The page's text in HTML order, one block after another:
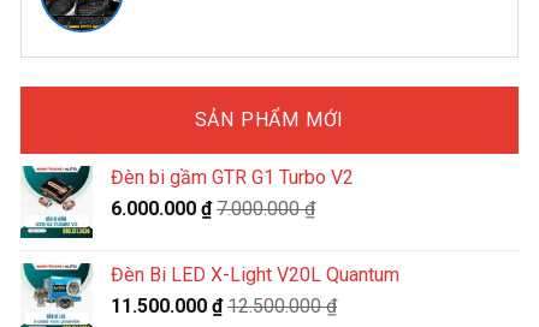
SẢN PHẨM MỚI
Đèn bi gầm GTR G1 Turbo V2
6.000.000 ₫ 7.000.000₫
Đèn Bi LED X-Light V20L Quantum
11.500.000 ₫ 12.500.000₫